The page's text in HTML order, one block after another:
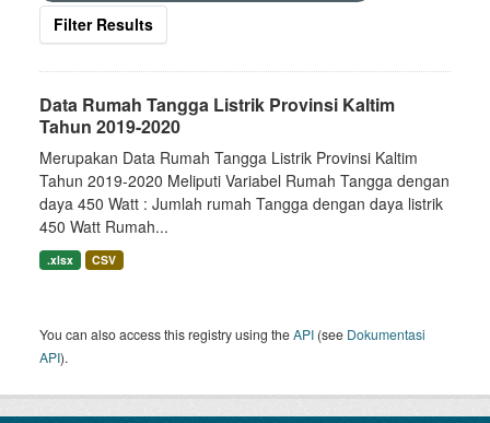
Filter Results
Data Rumah Tangga Listrik Provinsi Kaltim
Tahun 2019-2020
Merupakan Data Rumah Tangga Listrik Provinsi Kaltim
Tahun 2019-2020 Meliputi Variabel Rumah Tangga dengan
daya 450 Watt : Jumlah rumah Tangga dengan daya listrik
450 Watt Rumah...
.xlsx CSV
You can also access this registry using theAPI (see Dokumentasi
API).